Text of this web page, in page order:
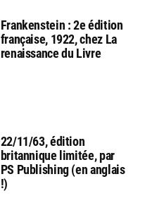
Frankenstein : 2e édition
française, 1922, chez La
renaissance du Livre
22/11/63, édition
britannique limitée, par
PS Publishing (en anglais
!)